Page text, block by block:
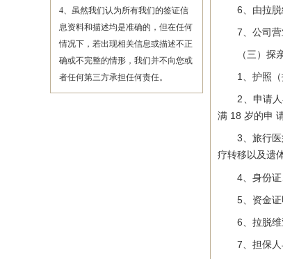
4、虽然我们认为所有我们的签证信
息资料和描述均是准确的，但在任何
情况下，若出现相关信息或描述不正
确或不完整的情形，我们并不向您或
者任何第三方承担任何责任。
6、由拉脱维
7、公司营业
（三）探
1、护照（护
2、申请人在
满 18 岁的申
3、旅行医疗
疗转移以及遗
4、身份证、
5、资金证明
6、拉脱维亚
7、担保人与